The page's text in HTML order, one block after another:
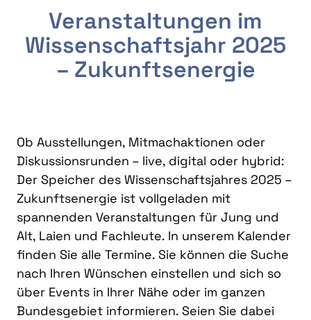
Veranstaltungen im
Wissenschaftsjahr 2025
– Zukunftsenergie
Ob Ausstellungen, Mitmachaktionen oder
Diskussionsrunden – live, digital oder hybrid:
Der Speicher des Wissenschaftsjahres 2025 –
Zukunftsenergie ist vollgeladen mit
spannenden Veranstaltungen für Jung und
Alt, Laien und Fachleute. In unserem Kalender
finden Sie alle Termine. Sie können die Suche
nach Ihren Wünschen einstellen und sich so
über Events in Ihrer Nähe oder im ganzen
Bundesgebiet informieren. Seien Sie dabei